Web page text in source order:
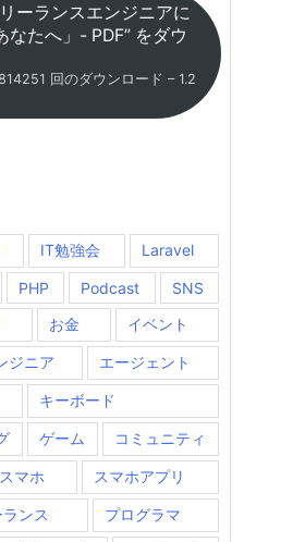
ーランスエンジニアに
なたへ」- PDF” をダウ
回のダウンロード – 1.2
IT勉強会 Laravel
PHP Podcast
SNS
お金 イベント
ジニア エージェント
キーボード
ゲーム コミュニティ
スマホ スマホアプリ
ンス プログラマ